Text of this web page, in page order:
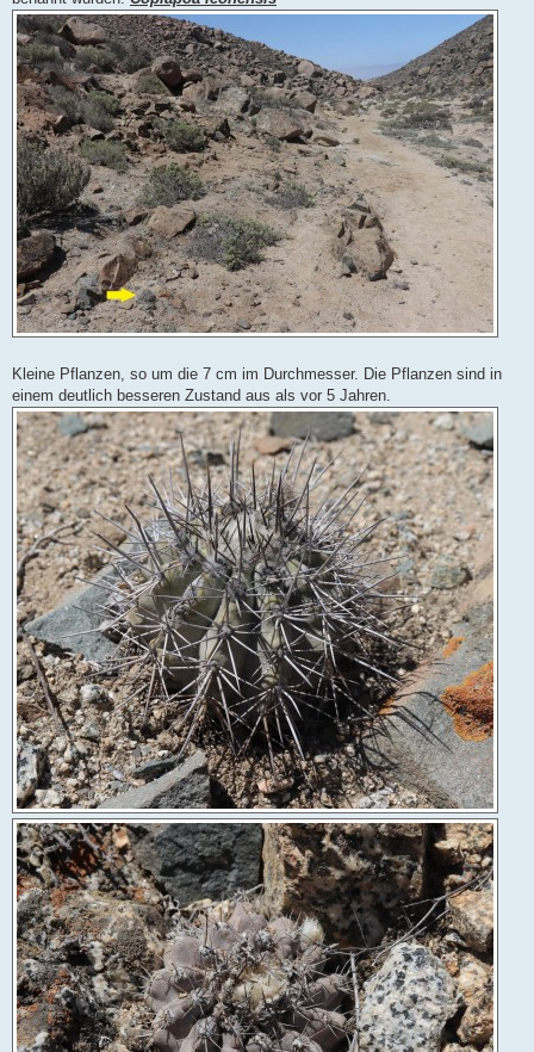
Kleine Pflanzen, so um die 7 cm im Durchmesser. Die Pflanzen sind in
einem deutlich besseren Zustand aus als vor 5 Jahren.